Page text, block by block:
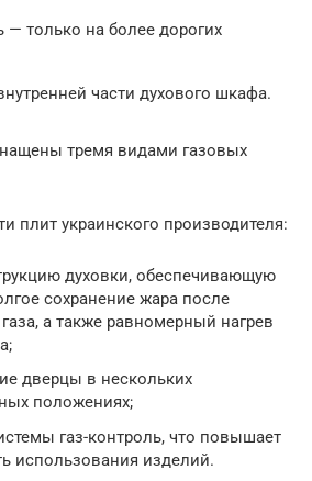
— только на более дорогих
части духового шкафа.
тремя видами газовых
плит украинского производителя:
духовки, обеспечивающую
сохранение жара после
а также равномерный нагрев
дверцы в нескольких
положениях;
газ-контроль, что повышает
использования изделий.